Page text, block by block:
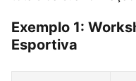
Exemplo 1:
Esportiva